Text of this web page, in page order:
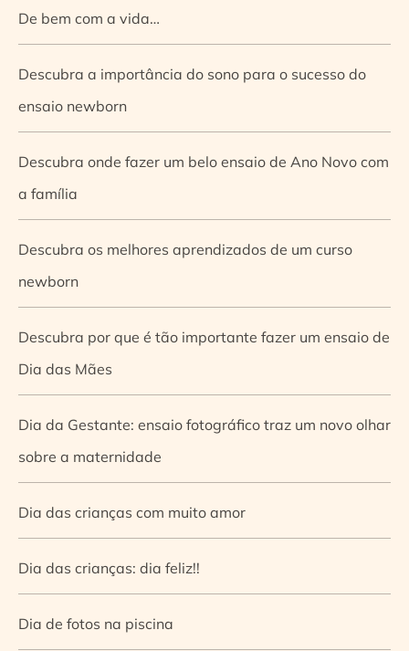
De bem com a vida…
Descubra a importância do sono para o sucesso do
ensaio newborn
Descubra onde fazer um belo ensaio de Ano Novo com
a família
Descubra os melhores aprendizados de um curso
newborn
Descubra por que é tão importante fazer um ensaio de
Dia das Mães
Dia da Gestante: ensaio fotográfico traz um novo olhar
sobre a maternidade
Dia das crianças com muito amor
Dia das crianças: dia feliz!!
Dia de fotos na piscina